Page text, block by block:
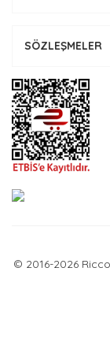
SÖZLEŞMELER
© 2016-2026